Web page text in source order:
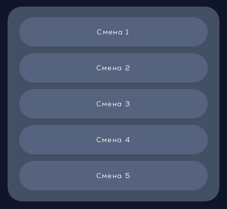
Смена 1
Смена 2
Смена 3
Смена 4
Смена 5